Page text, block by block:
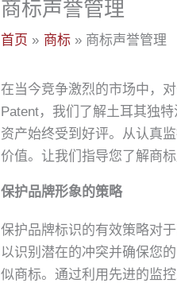
商标声誉管理
首页 商标 商标声誉管理
在当今竞争激烈的市场中，
Patent，我们了解土耳其独
资产始终受到好评。从认真
价值。让我们指导您了解商
保护品牌形象的策略
保护品牌标识的有效策略对
以识别潜在的冲突并确保您
似商标。通过利用先进的监